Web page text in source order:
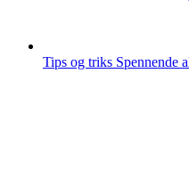
Tips og triks Spennende